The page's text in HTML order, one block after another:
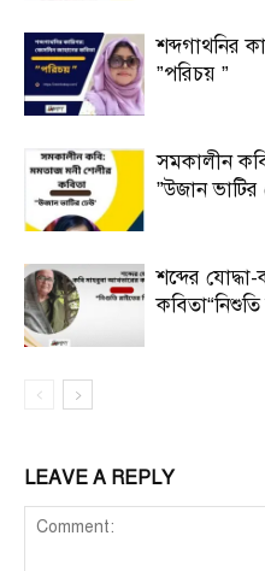
শব্দগাথনির
”পরিচয় ”
সমকালীন
”উজান ভাটির
শব্দের
কবিতা“নিশুতি
LEAVE A REPLY